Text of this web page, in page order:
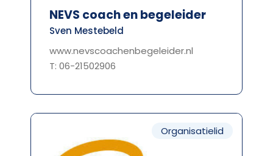
NEVS coach en begeleider
Sven Mestebeld
www.nevscoachenbegeleider.nl
T: 06-21502906
Organisatielid